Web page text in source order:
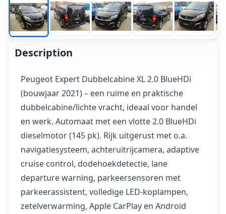
Description
Peugeot Expert Dubbelcabine XL 2.0 BlueHDi
(bouwjaar 2021) – een ruime en praktische
dubbelcabine/lichte vracht, ideaal voor handel
en werk. Automaat met een vlotte 2.0 BlueHDi
dieselmotor (145 pk). Rijk uitgerust met o.a.
navigatiesysteem, achteruitrijcamera, adaptive
cruise control, dodehoekdetectie, lane
departure warning, parkeersensoren met
parkeerassistent, volledige LED-koplampen,
zetelverwarming, Apple CarPlay en Android